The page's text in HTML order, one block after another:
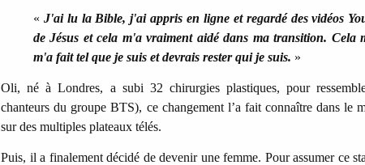
« J'ai lu la Bible, j'ai appris en ligne et regardé des vidéos
de Jésus et cela m'a vraiment aidé dans ma transition. Cela
m'a fait tel que je suis et devrais rester qui je suis. »
Oli, né à Londres, a subi 32 chirurgies plastiques, pour
chanteurs du groupe BTS), ce changement l’a fait connaître dans le
sur des multiples plateaux télés.
Puis, il a finalement décidé de devenir une femme. Pour assumer ce